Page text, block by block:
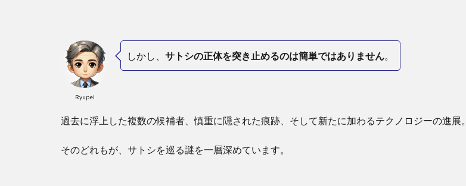
Ryupei
しかし、 サトシの正体を突き止めるのは簡単ではありません
過去に浮上した複数の候補者、慎重に隠された痕跡、そして新たに加わるテクノロジーの進展。
そのどれもが、サトシを巡る謎を一層深めています。